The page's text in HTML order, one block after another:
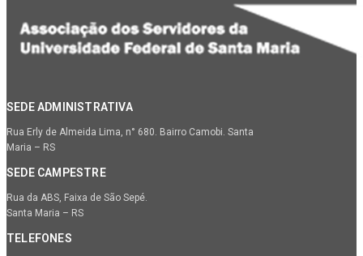
SEDE ADMINISTRATIVA
Rua Erly de Almeida Lima, n° 680. Bairro Camobi. Santa
Maria – RS
SEDE CAMPESTRE
Rua da ABS, Faixa de São Sepé.
Santa Maria – RS
TELEFONES